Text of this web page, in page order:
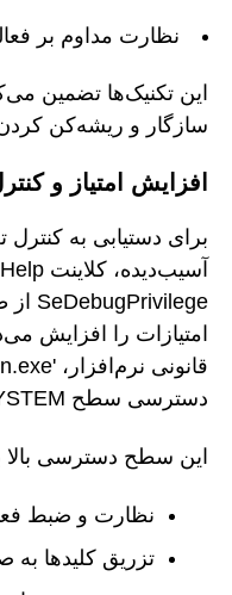
نظارت مداوم بر فعالیت
این تکنیک‌ها تضمین
سازگار و ریشه‌کن
افزایش امتیاز و
برای دستیابی به
امتیازات را افزایش
دسترسی سطح SYSTEM مورد استفاده قرار می‌گیرد.
این سطح دسترسی بالا
نظارت و ضبط
تزریق کلیدها به